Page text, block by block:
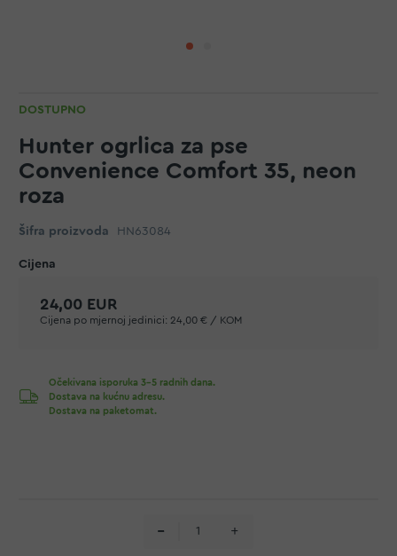
DOSTUPNO
Hunter ogrlica za pse
Convenience Comfort 35, neon
roza
Šifra proizvoda HN63084
24,00 EUR
Cijena po mjernoj jedinici: 24,00 € / KOM
Očekivana isporuka 3-5 radnih dana.
Dostava na kućnu adresu.
Dostava na paketomat.